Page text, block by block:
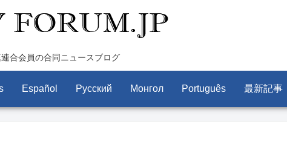
合会員の合同ニュースブログ
Español Pусский Монгол Português 最新記事